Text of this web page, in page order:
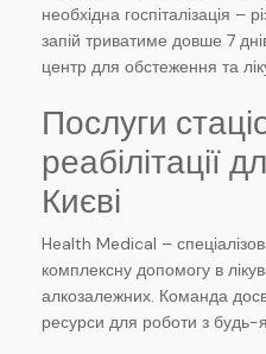
необхідна госпіталізація –
запій триватиме довше 7
центр для обстеження та
Послуги
реабілітації
Києві
Health Medical –
комплексну допомогу в
алкозалежних. Команда
ресурси для роботи з будь-